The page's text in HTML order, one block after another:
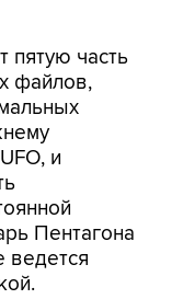
пятую часть
файлов,
и
Пентагона
ведется